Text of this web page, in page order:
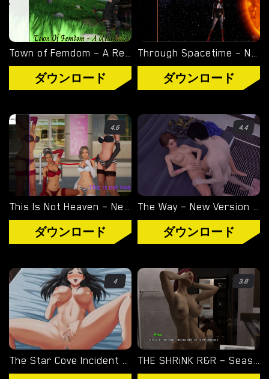
ANDROID ポルノ ゲーム
WINDOWS ポルノ ゲーム
MACOS ポルノ ゲーム
LINUX ポルノ ゲーム
デバイス
PC ポルノ ゲーム
モバイル ポルノ ゲーム
ダウンロード用追加
ブログ
タグ
ゲームエンジン
RENPY
Town of Femdom – A Reluctant Hero – New Version 0.34 [jinjonkun]
ダウンロード
Through Spacetime – New Final Version 1.0 (Full Game) [Empiric]
ダウンロード
4.6
This Is Not Heaven – New Final Update 4 [Altered Vision]
ダウンロード
4.4
The Way – New Version 0.37a [Zee95]
ダウンロード
4
The Star Cove Incident – New Final Version 1.01 (Full Game) [Smiling Dog]
3.8
THE SHRiNK R&R – Season 2 – Version 2.4 – Added Android Port [OneManVN]